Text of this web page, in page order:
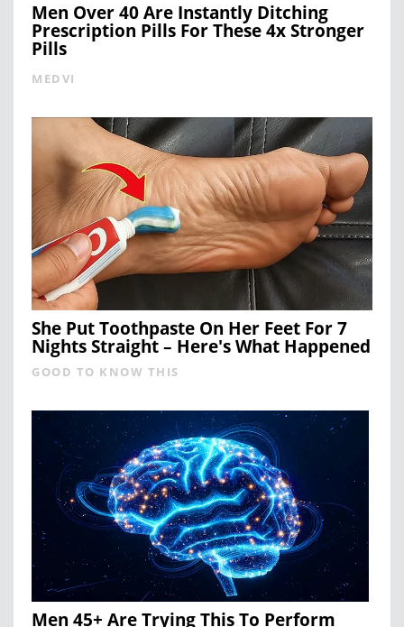
Men Over 40 Are Instantly Ditching
Prescription Pills For These 4x Stronger
Pills
MEDVI
She Put Toothpaste On Her Feet For 7
Nights Straight – Here's What Happened
GOOD TO KNOW THIS
Men 45+ Are Trying This To Perform